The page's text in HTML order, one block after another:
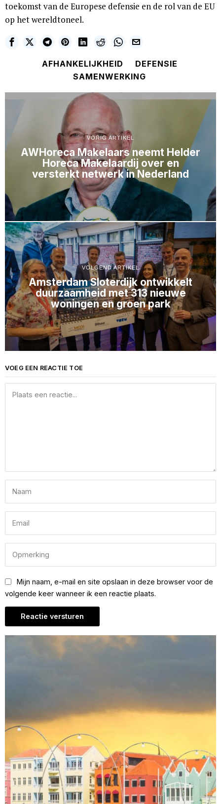
toekomst van de Europese defensie en de rol van de EU
op het wereldtoneel.
AFHANKELIJKHEID
DEFENSIE
SAMENWERKING
VORIG ARTIKEL
AWHoreca Makelaars neemt Helder
Horeca Makelaardij over en
versterkt netwerk in Nederland
VOLGEND ARTIKEL
Amsterdam Sloterdijk ontwikkelt
duurzaamheid met 313 nieuwe
woningen en groen park
VOEG EEN REACTIE TOE
Mijn naam, e-mail en site opslaan in deze browser voor de
volgende keer wanneer ik een reactie plaats.